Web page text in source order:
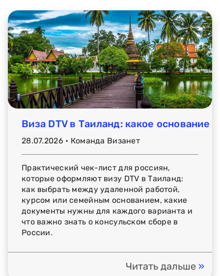
Виза DTV в Таиланд: какое основание
28.07.2026 • Команда Визанет
Практический чек-лист для россиян,
которые оформляют визу DTV в Таиланд:
как выбрать между удаленной работой,
курсом или семейным основанием, какие
документы нужны для каждого варианта и
что важно знать о консульском сборе в
России.
Читать дальше »